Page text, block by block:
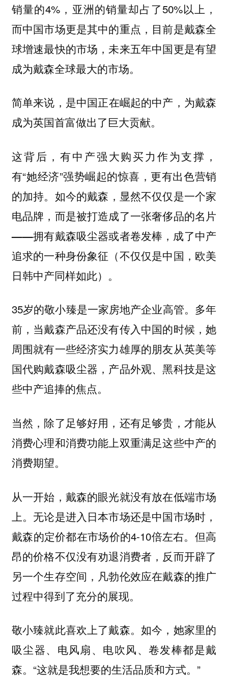
销量的4%，亚洲的销量却占了50%以上，
而中国市场更是其中的重点，目前是戴森全
球增速最快的市场，未来五年中国更是有望
成为戴森全球最大的市场。
简单来说，是中国正在崛起的中产，为戴森
成为英国首富做出了巨大贡献。
这背后，有中产强大购买力作为支撑，
有“她经济”强势崛起的惊喜，更有出色营销
的加持。 如今的戴森，显然不仅仅是一个家
电品牌，而是被打造成了一张奢侈品的名片
——拥有戴森吸尘器或者卷发棒，成了中产
追求的一种身份象征（不仅仅是中国，欧美
日韩中产同样如此） 。
35岁的敬小臻是一家房地产企业高管。多年
前，当戴森产品还没有传入中国的时候，她
周围就有一些经济实力雄厚的朋友从英美等
国代购戴森吸尘器，产品外观、黑科技是这
些中产追捧的焦点。
当然，除了足够好用，还有足够贵，才能从
消费心理和消费功能上双重满足这些中产的
消费期望。
从一开始，戴森的眼光就没有放在低端市场
上。无论是进入日本市场还是中国市场时，
戴森的定价都在市场价的4-10倍左右。但高
昂的价格不仅没有劝退消费者，反而开辟了
另一个生存空间，凡勃伦效应在戴森的推广
过程中得到了充分的展现。
敬小臻就此喜欢上了戴森。如今，她家里的
吸尘器、电风扇、电吹风、卷发棒都是戴
森。“这就是我想要的生活品质和方式。”